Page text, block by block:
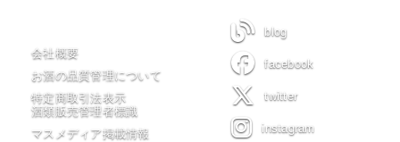
会社概要
お酒の品質管理について
特定商取引法表示
酒類販売管理者標識
マスメディア掲載情報
blog
facebook
twitter
instagram